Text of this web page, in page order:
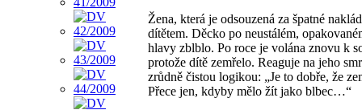
Žena, která je odsouzená za špatné
dítětem. Děcko po neustálém,
hlavy zblblo. Po roce je volána znovu k
protože dítě zemřelo. Reaguje na jeho
zrůdně čistou logikou: „Je to dobře, že
Přece jen, kdyby mělo žít jako blbec…“